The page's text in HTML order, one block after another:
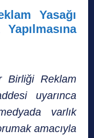
Yasağı
Birliği Reklam
uyarınca
varlık
amacıyla